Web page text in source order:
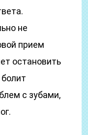
не
прием
остановить
с зубами,